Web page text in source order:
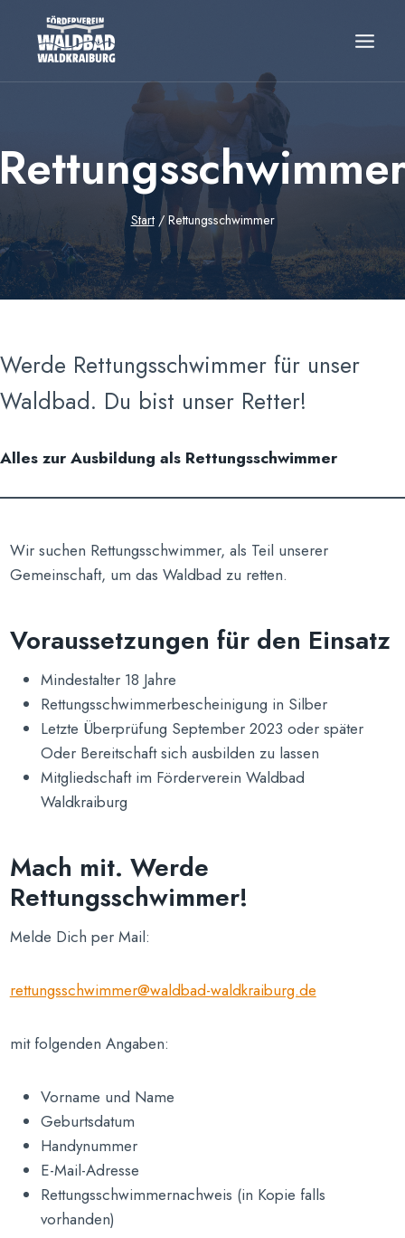
springen
Start / Rettungsschwimmer
Werde Rettungsschwimmer für unser
Waldbad. Du bist unser Retter!
Alles zur Ausbildung als Rettungsschwimmer
Wir suchen Rettungsschwimmer, als Teil unserer
Gemeinschaft, um das Waldbad zu retten.
Voraussetzungen für den Einsatz
Mindestalter 18 Jahre
Rettungsschwimmerbescheinigung in Silber
Letzte Überprüfung September 2023 oder später
Oder Bereitschaft sich ausbilden zu lassen
Mitgliedschaft im Förderverein Waldbad
Waldkraiburg
Mach mit. Werde
Rettungsschwimmer!
Melde Dich per Mail:
rettungsschwimmer@waldbad-waldkraiburg.de
mit folgenden Angaben:
Vorname und Name
Geburtsdatum
Handynummer
E-Mail-Adresse
Rettungsschwimmernachweis (in Kopie falls
vorhanden)